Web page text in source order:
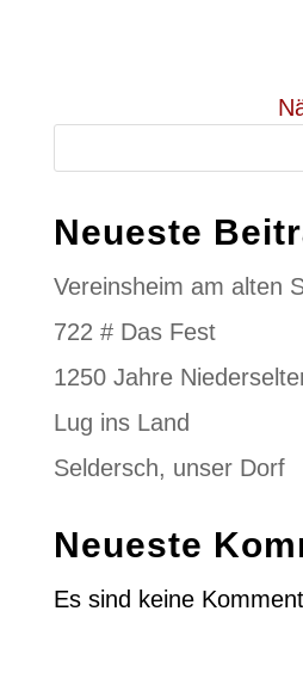
Neueste
Vereinsheim am alten
722 # Das Fest
1250 Jahre
Lug ins Land
Seldersch, unser Dorf
Neueste
Es sind keine